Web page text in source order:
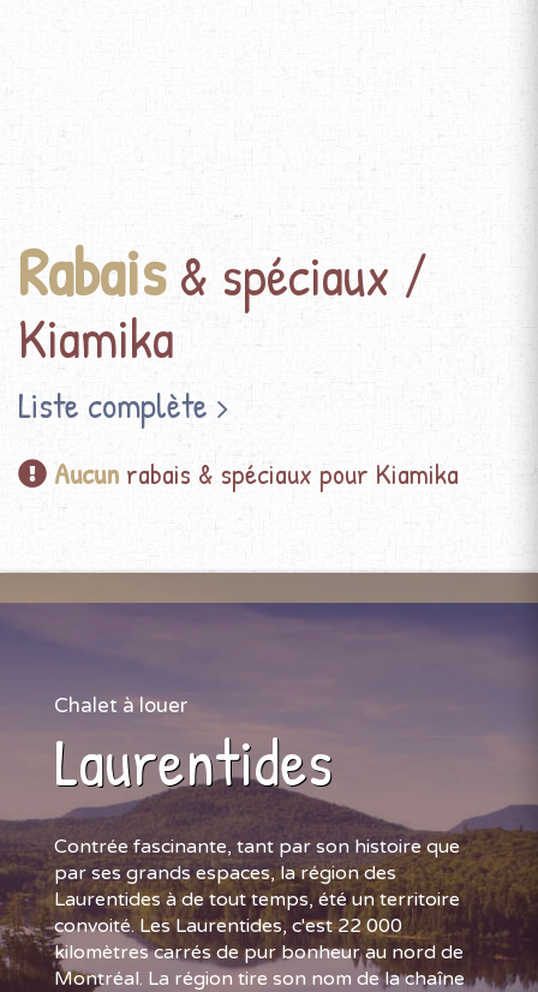
Rabais& spéciaux /
Kiamika
Liste complète
Aucun rabais & spéciaux pour Kiamika
Chalet à louer
Laurentides
Contrée fascinante, tant par son histoire que
par ses grands espaces, la région des
Laurentides à de tout temps, été un territoire
convoité. Les Laurentides, c'est 22 000
kilomètres carrés de pur bonheur au nord de
Montréal. La région tire son nom de la chaîne